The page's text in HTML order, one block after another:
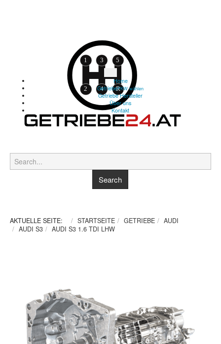
Home
GetriebePKW wählen
Getriebe Hersteller
Über uns
Kontakt
AKTUELLE SEITE: STARTSEITE GETRIEBE
AUDI
AUDI S3
AUDI S3 1.6 TDI LHW